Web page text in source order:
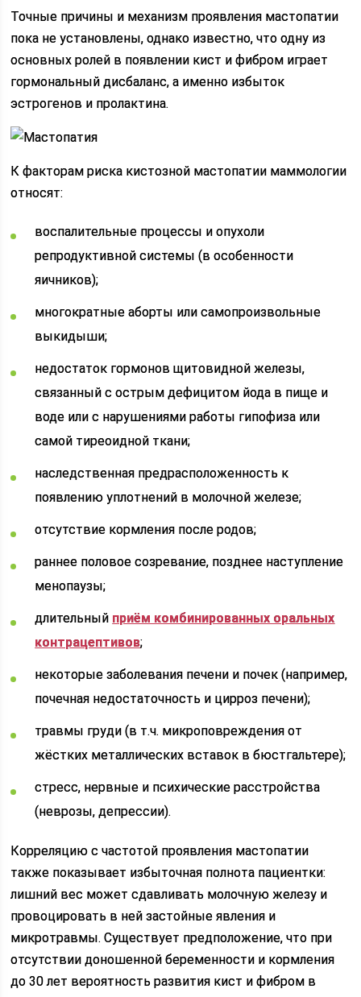
Точные причины и механизм проявления мастопатии
пока не установлены, однако известно, что одну из
основных ролей в появлении кист и фибром играет
гормональный дисбаланс, а именно избыток
эстрогенов и пролактина.
К факторам риска кистозной мастопатии маммологии
относят:
воспалительные процессы и опухоли
репродуктивной системы (в особенности
яичников);
многократные аборты или самопроизвольные
выкидыши;
недостаток гормонов щитовидной железы,
связанный с острым дефицитом йода в пище и
воде или с нарушениями работы гипофиза или
самой тиреоидной ткани;
наследственная предрасположенность к
появлению уплотнений в молочной железе;
отсутствие кормления после родов;
раннее половое созревание, позднее наступление
менопаузы;
длительный приём комбинированных оральных
контрацептивов;
некоторые заболевания печени и почек (например,
почечная недостаточность и цирроз печени);
травмы груди (в т.ч. микроповреждения от
жёстких металлических вставок в бюстгальтере);
стресс, нервные и психические расстройства
(неврозы, депрессии).
Корреляцию с частотой проявления мастопатии
также показывает избыточная полнота пациентки:
лишний вес может сдавливать молочную железу и
провоцировать в ней застойные явления и
микротравмы. Существует предположение, что при
отсутствии доношенной беременности и кормления
до 30 лет вероятность развития кист и фибром в